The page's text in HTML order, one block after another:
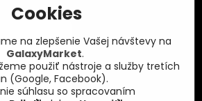
Cookies
na zlepšenie Vašej návštevy na
GalaxyMarket.
použiť nástroje a služby tretích
(Google, Facebook).
súhlasu so spracovaním